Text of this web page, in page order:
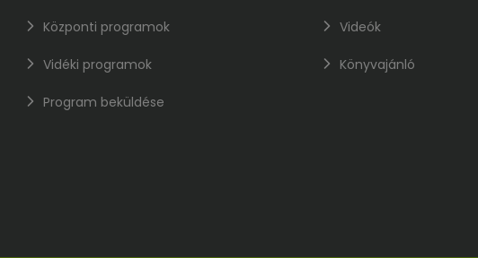
Központi programok
Vidéki programok
Program beküldése
Videók
Könyvajánló